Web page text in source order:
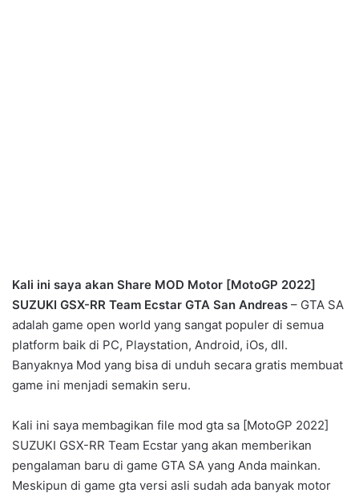
Kali ini saya akan Share MOD Motor [MotoGP 2022]
SUZUKI GSX-RR Team Ecstar GTA San Andreas – GTA SA
adalah game open world yang sangat populer di semua
platform baik di PC, Playstation, Android, iOs, dll.
Banyaknya Mod yang bisa di unduh secara gratis membuat
game ini menjadi semakin seru.
Kali ini saya membagikan file mod gta sa [MotoGP 2022]
SUZUKI GSX-RR Team Ecstar yang akan memberikan
pengalaman baru di game GTA SA yang Anda mainkan.
Meskipun di game gta versi asli sudah ada banyak motor